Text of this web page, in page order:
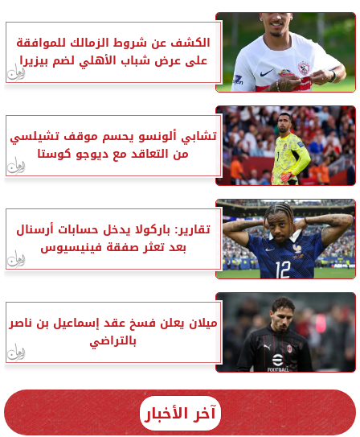
الكشف عن شروط الزمالك للموافقة
على عرض شباب الأهلي لضم بيزيرا
تشابي ألونسو يحسم موقف تشيلسي
من التعاقد مع ديوجو كوستا
تقارير: باركولا يدخل حسابات أرسنال
بعد تعثر صفقة فينيسيوس
ميلان يعلن فسخ عقد إسماعيل بن ناصر
بالتراضي
آخر الأخبار